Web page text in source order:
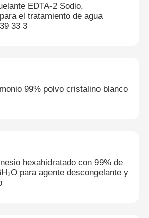
EDTA-2 Sodio,
el tratamiento de agua
33 3
99% polvo cristalino blanco
hexahidratado con 99% de
para agente descongelante y